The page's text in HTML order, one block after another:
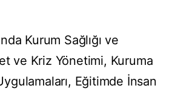
Kurum Sağlığı ve
ve Kriz Yönetimi, Kuruma
Eğitimde İnsan